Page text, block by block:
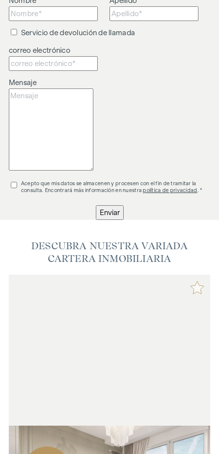
Servicio de devolución de llamada
correo electrónico
Mensaje
Acepto que mis datos se almacenen y procesen con el fin de tramitar la
consulta. Encontrará más información en nuestrapolítica de privacidad . *
Enviar
DESCUBRA NUESTRA VARIADA
CARTERA INMOBILIARIA